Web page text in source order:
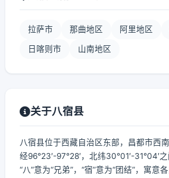
拉萨市 那曲地区 阿里地区
日喀则市 山南地区
关于八宿县
八宿县位于西藏自治区东部，昌都市西
经96°23′-97°28′，北纬30°01′-31°04′
“八”意为“兄弟”，“宿”意为“团结”，寓意